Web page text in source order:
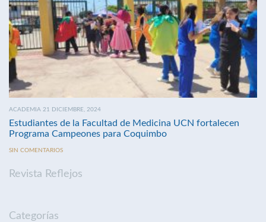
ACADEMIA 21 DICIEMBRE, 2024
Estudiantes de la Facultad de Medicina UCN fortalecen
Programa Campeones para Coquimbo
SIN COMENTARIOS
Revista Reflejos
Categorías